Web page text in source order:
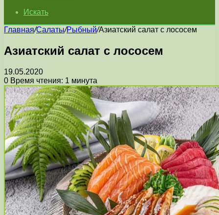
Искать
Главная/Салаты/Рыбный/Азиатский салат с лососем
Азиатский салат с лососем
19.05.2020
0 Время чтения: 1 минута